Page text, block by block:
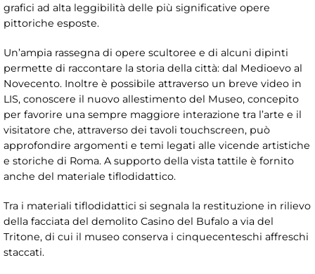
grafici ad alta leggibilità delle più significative opere
pittoriche esposte.
Un’ampia rassegna di opere scultoree e di alcuni dipinti
permette di raccontare la storia della città: dal Medioevo al
Novecento. Inoltre è possibile attraverso un breve video in
LIS, conoscere il nuovo allestimento del Museo, concepito
per favorire una sempre maggiore interazione tra l’arte e il
visitatore che, attraverso dei tavoli touchscreen, può
approfondire argomenti e temi legati alle vicende artistiche
e storiche di Roma. A supporto della vista tattile è fornito
anche del materiale tiflodidattico.
Tra i materiali tiflodidattici si segnala la restituzione in rilievo
della facciata del demolito Casino del Bufalo a via del
Tritone, di cui il museo conserva i cinquecenteschi affreschi
staccati.